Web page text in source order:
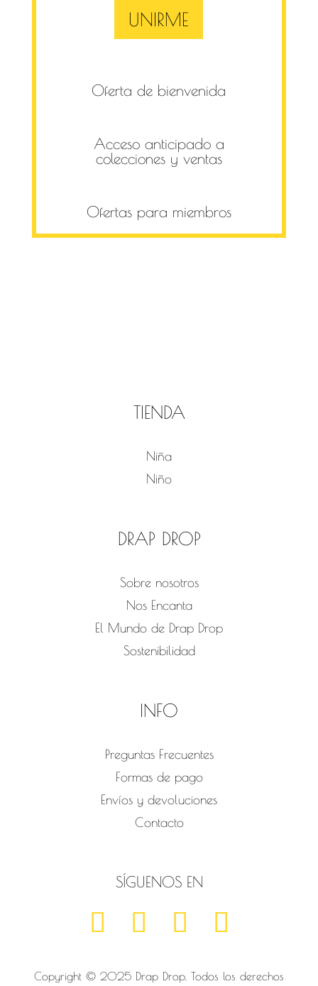
UNIRME
Oferta de bienvenida
Acceso anticipado a
colecciones y ventas
Ofertas para miembros
TIENDA
Niña
Niño
DRAP DROP
Sobre nosotros
Nos Encanta
El Mundo de Drap Drop
Sostenibilidad
INFO
Preguntas Frecuentes
Formas de pago
Envíos y devoluciones
Contacto
SÍGUENOS EN
Copyright © 2025 Drap Drop. Todos los derechos